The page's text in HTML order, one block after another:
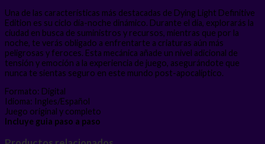
Una de las características más destacadas de Dying Light Definitive
Edition es su ciclo día-noche dinámico. Durante el día, explorarás la
ciudad en busca de suministros y recursos, mientras que por la
noche, te verás obligado a enfrentarte a criaturas aún más
peligrosas y feroces. Esta mecánica añade un nivel adicional de
tensión y emoción a la experiencia de juego, asegurándote que
nunca te sientas seguro en este mundo post-apocalíptico.
Formato: Digital
Idioma: Ingles/Español
Juego original y completo
Incluye guia paso a paso